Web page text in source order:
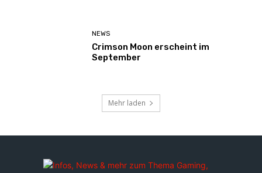
NEWS
Crimson Moon erscheint im
September
Mehr laden